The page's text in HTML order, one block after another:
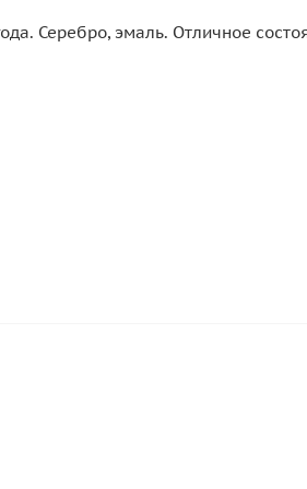
Серебро, эмаль. Отличное